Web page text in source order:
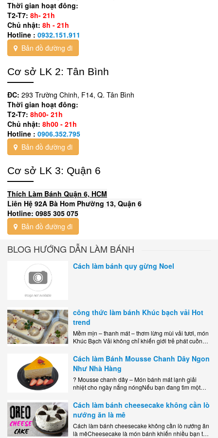
Thời gian hoạt đông:
T2-T7: 8h- 21h
Chủ nhật: 8h - 21h
Hotline : 0932.151.911
Bản đồ đường đi
Cơ sở LK 2: Tân Bình
ĐC: 293 Trường Chinh, F14, Q. Tân Bình
Thời gian hoạt đông:
T2-T7: 8h00- 21h
Chủ nhật: 8h00 - 21h
Hotline : 0906.352.795
Bản đồ đường đi
Cơ sở LK 3: Quận 6
Thích Làm Bánh Quận 6, HCM
Liên Hệ 92A Bà Hom Phường 13, Quận 6
Hotline: 0985 305 075
Bản đồ đường đi
BLOG HƯỚNG DẪN LÀM BÁNH
Cách làm bánh quy gừng Noel
công thức làm bánh Khúc bạch vải Hot
trend
Mềm mịn – thanh mát – thơm lừng mùi vải tươi, món
Khúc Bạch Vải không chỉ khiến giới trẻ phát cuồng
Cách làm Bánh Mousse Chanh Dây Ngon
Như Nhà Hàng
? Mousse chanh dây – Món bánh mát lạnh giải
nhiệt cho ngày nắng nóngNếu bạn đang tìm một
dễ..
Cách làm bánh cheesecake không cần lò
nướng ăn là mê
Cách làm bánh cheesecake không cần lò nướng ăn
là mêCheesecake là món bánh khiến nhiều bạn trẻ